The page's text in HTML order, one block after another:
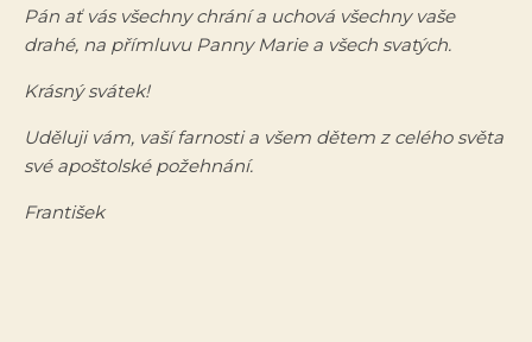
Pán ať vás všechny chrání a uchová všechny vaše
drahé, na přímluvu Panny Marie a všech svatých.
Krásný svátek!
Uděluji vám, vaší farnosti a všem dětem z celého světa
své apoštolské požehnání.
František